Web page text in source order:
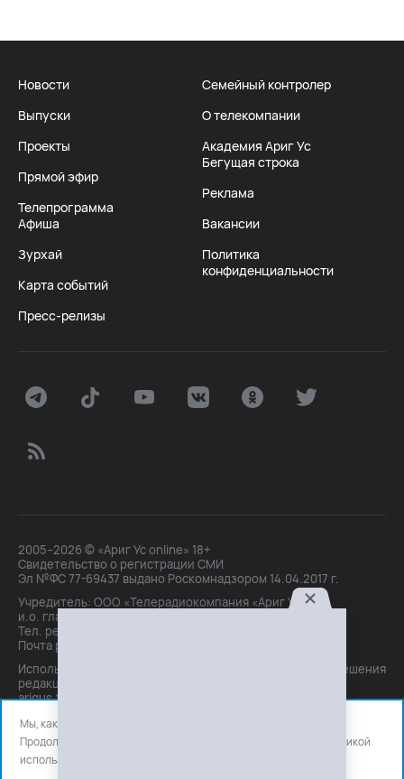
Новости
Выпуски
Проекты
Прямой эфир
Телепрограмма
Афиша
Зурхай
Карта событий
Пресс-релизы
Семейный контролер
О телекомпании
Академия Ариг Ус
Бегущая строка
Реклама
Вакансии
Политика
конфиденциальности
2005–2026 © «Ариг Ус online» 18+
Свидетельство о регистрации СМИ
Эл №ФС 77-69437 выдано Роскомнадзором 14.04.2017 г.
Учредитель: ООО «Телерадиокомпания «Ариг Ус»,
и.о. главного редактора: Маханова О.Б.
Тел. peдakции: +7(3012)21-30-14,
Почта peдakции: editor@arigus.tv
Использование материалов только с письменного разрешения
редакции. При цитировании прямая активная ссылка на
arigus.tv обязательна.
Мы, как и все используем файлы cookie и сервисы аналитики.
Продолжая использовать сайт, вы соглашаетесь с нашей
политикой
использования